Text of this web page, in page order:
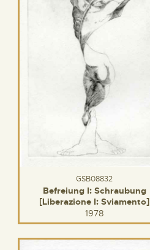
GSB08832
Befreiung I: Schraubung
[Liberazione I: Sviamento]
1978